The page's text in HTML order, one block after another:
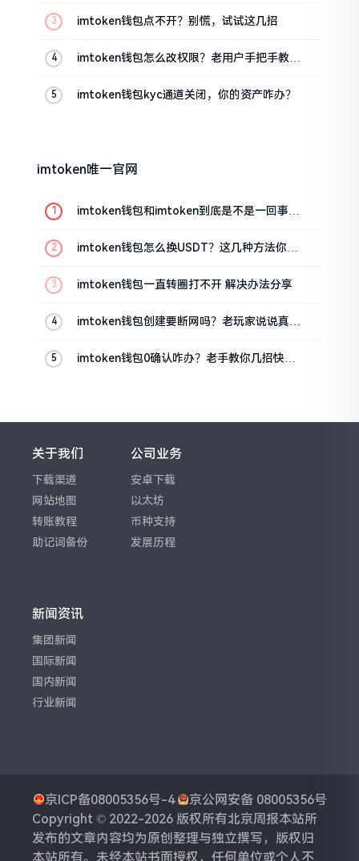
imtoken钱包点不开？别慌，试试这几招
imtoken钱包怎么改权限？老用户手把手教你
imtoken钱包kyc通道关闭，你的资产咋办？
imtoken唯一官网
imtoken钱包和imtoken到底是不是一回事？
imtoken钱包怎么换USDT？这几种方法你得
imtoken钱包一直转圈打不开 解决办法分享
imtoken钱包创建要断网吗？老玩家说说真实
imtoken钱包0确认咋办？老手教你几招快速
关于我们
下载渠道
网站地图
转账教程
助记词备份
公司业务
安卓下载
以太坊
币种支持
发展历程
新闻资讯
集团新闻
国际新闻
国内新闻
行业新闻
京ICP备08005356号-4
京公网安备 08005356号
Copyright © 2022-2026 版权所有北京周报本站所
发布的文章内容均为原创整理与独立撰写，版权归
本站所有。未经本站书面授权，任何单位或个人不